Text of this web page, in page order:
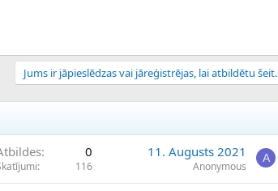
Jums ir jāpieslēdzas vai jāreģistrējas, lai atbildētu šeit.
0
116
11. Augusts 2021
Anonymous
A